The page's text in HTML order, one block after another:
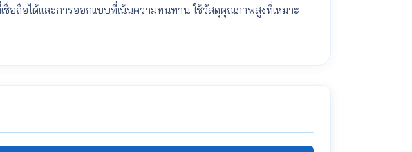
อถือได้และการออกแบบที่เน้นความทนทาน ใช้วัสดุคุณภาพสูงที่เหมาะ